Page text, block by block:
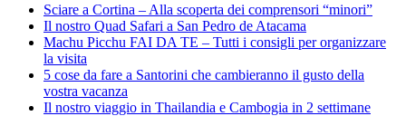
Sciare a Cortina – Alla scoperta dei comprensori “minori”
Il nostro Quad Safari a San Pedro de Atacama
Machu Picchu FAI DA TE – Tutti i consigli per organizzare
la visita
5 cose da fare a Santorini che cambieranno il gusto della
vostra vacanza
Il nostro viaggio in Thailandia e Cambogia in 2 settimane